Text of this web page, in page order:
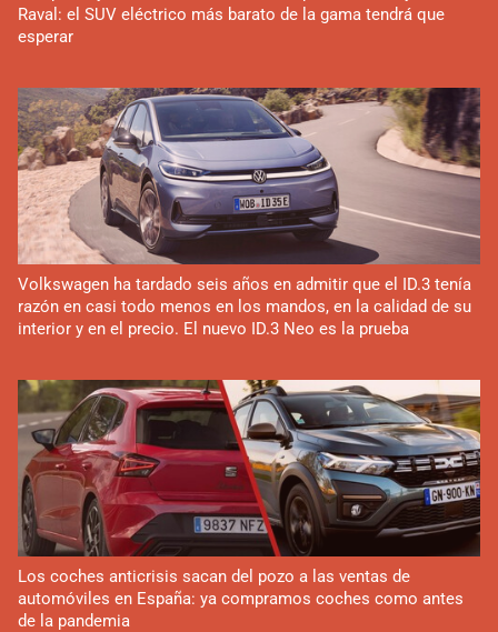
Raval: el SUV eléctrico más barato de la gama tendrá que
esperar
Volkswagen ha tardado seis años en admitir que el ID.3 tenía
razón en casi todo menos en los mandos, en la calidad de su
interior y en el precio. El nuevo ID.3 Neo es la prueba
Los coches anticrisis sacan del pozo a las ventas de
automóviles en España: ya compramos coches como antes
de la pandemia